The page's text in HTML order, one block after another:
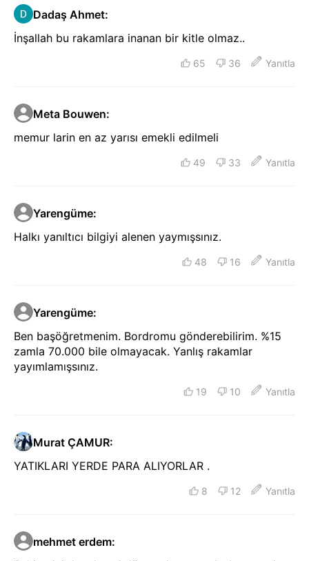
Dadaş Ahmet:
İnşallah bu rakamlara inanan bir kitle olmaz..
65 36 Yanıtla
Meta Bouwen:
memur larin en az yarısı emekli edilmeli
49 33 Yanıtla
Yarengüme:
Halkı yanıltıcı bilgiyi alenen yaymışsınız.
48 16 Yanıtla
Yarengüme:
Ben başöğretmenim. Bordromu gönderebilirim. %15
zamla 70.000 bile olmayacak. Yanlış rakamlar
yayımlamışsınız.
19 10 Yanıtla
Murat ÇAMUR:
YATIKLARI YERDE PARA ALIYORLAR .
8 12 Yanıtla
mehmet erdem: